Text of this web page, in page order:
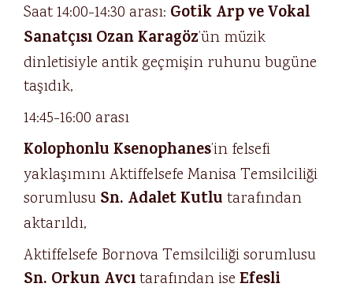
Saat 14:00-14:30 arası: Gotik Arp ve Vokal
Sanatçısı Ozan Karagöz’ün müzik
dinletisiyle antik geçmişin ruhunu bugüne
taşıdık,
14:45-16:00 arası
Kolophonlu Ksenophanes’in felsefi
yaklaşımını Aktiffelsefe Manisa Temsilciliği
sorumlusu Sn. Adalet Kutlu tarafından
aktarıldı,
Aktiffelsefe Bornova Temsilciliği sorumlusu
Sn. Orkun Avcıtarafından ise Efesli